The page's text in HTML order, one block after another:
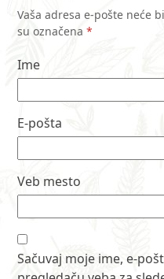
Vaša adresa e-pošte neće
su označena*
Ime
E-pošta
Veb mesto
Sačuvaj moje ime, e-